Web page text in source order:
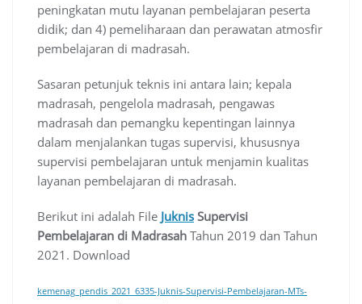
peningkatan mutu layanan pembelajaran peserta
didik; dan 4) pemeliharaan dan perawatan atmosfir
pembelajaran di madrasah.
Sasaran petunjuk teknis ini antara lain; kepala
madrasah, pengelola madrasah, pengawas
madrasah dan pemangku kepentingan lainnya
dalam menjalankan tugas supervisi, khususnya
supervisi pembelajaran untuk menjamin kualitas
layanan pembelajaran di madrasah.
Berikut ini adalah File Juknis Supervisi
Pembelajaran di Madrasah Tahun 2019 dan Tahun
2021. Download
kemenag_pendis_2021_6335-Juknis-Supervisi-Pembelajaran-MTs-